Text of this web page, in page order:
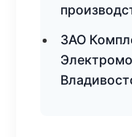
ЗАО